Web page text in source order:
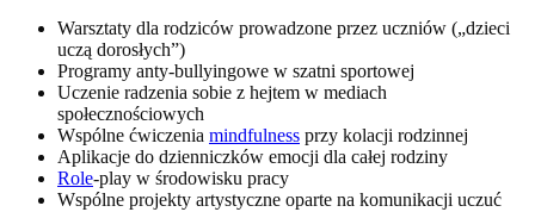
Warsztaty dla rodziców prowadzone przez uczniów („dzieci
uczą dorosłych”)
Programy anty-bullyingowe w szatni sportowej
Uczenie radzenia sobie z hejtem w mediach
społecznościowych
Wspólne ćwiczenia mindfulness przy kolacji rodzinnej
Aplikacje do dzienniczków emocji dla całej rodziny
Role-play w środowisku pracy
Wspólne projekty artystyczne oparte na komunikacji uczuć